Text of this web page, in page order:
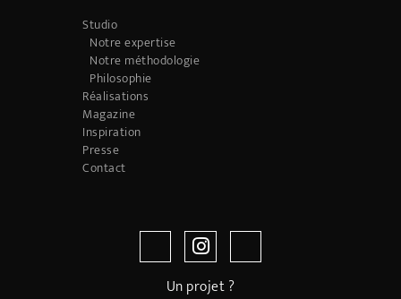
Studio
Notre expertise
Notre méthodologie
Philosophie
Réalisations
Magazine
Inspiration
Presse
Contact
Un projet ?